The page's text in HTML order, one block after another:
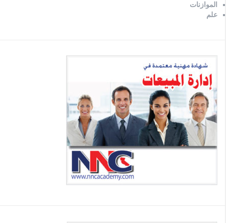
الموازنات
علم